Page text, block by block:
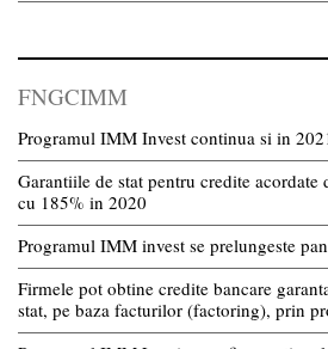
FNGCIMM
Programul IMM Invest continua si in
Garantiile de stat pentru credite
cu 185% in 2020
Programul IMM invest se prelungeste
Firmele pot obtine credite bancare
stat, pe baza facturilor (factoring), prin